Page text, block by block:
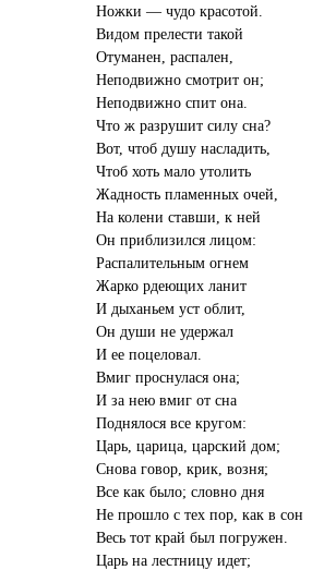
Ножки — чудо красотой.
Видом прелести такой
Отуманен, распален,
Неподвижно смотрит он;
Неподвижно спит она.
Что ж разрушит силу сна?
Вот, чтоб душу насладить,
Чтоб хоть мало утолить
Жадность пламенных очей,
На колени ставши, к ней
Он приблизился лицом:
Распалительным огнем
Жарко рдеющих ланит
И дыханьем уст облит,
Он души не удержал
И ее поцеловал.
Вмиг проснулася она;
И за нею вмиг от сна
Поднялося все кругом:
Царь, царица, царский дом;
Снова говор, крик, возня;
Все как было; словно дня
Не прошло с тех пор, как в сон
Весь тот край был погружен.
Царь на лестницу идет;